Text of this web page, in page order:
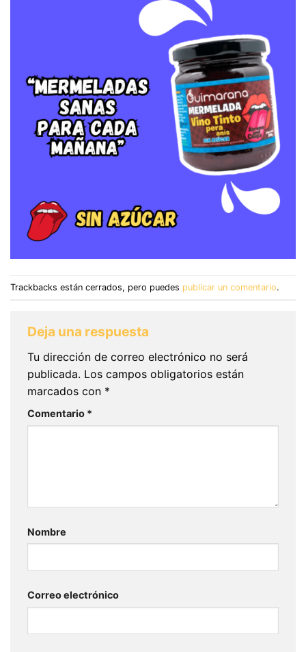
Trackbacks están cerrados, pero puedes publicar un comentario.
Deja una respuesta
Tu dirección de correo electrónico no será
publicada. Los campos obligatorios están
marcados con *
Comentario *
Nombre
Correo electrónico